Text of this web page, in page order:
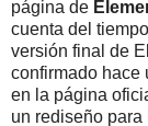
página de
cuenta del
versión final de
confirmado hace
en la página
un rediseño para